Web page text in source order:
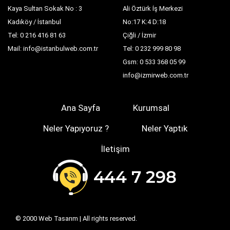
Kaya Sultan Sokak No : 3
Kadıköy / İstanbul
Tel: 0 216 416 81 63
Mail: info@istanbulweb.com.tr
Ali Öztürk İş Merkezi
No:17 K:4 D:18
Çiğli / İzmir
Tel: 0 232 999 80 98
Gsm: 0 533 368 05 99
info@izmirweb.com.tr
Ana Sayfa
Kurumsal
Neler Yapıyoruz ?
Neler Yaptık
İletişim
© 2000 Web Tasarım | All rights reserved.